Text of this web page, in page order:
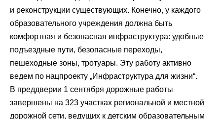
и реконструкции существующих. Конечно, у каждого
образовательного учреждения должна быть
комфортная и безопасная инфраструктура: удобные
подъездные пути, безопасные переходы,
пешеходные зоны, тротуары. Эту работу активно
ведем по нацпроекту „Инфраструктура для жизни“.
В преддверии 1 сентября дорожные работы
завершены на 323 участках региональной и местной
дорожной сети, ведущих к детским образовательным